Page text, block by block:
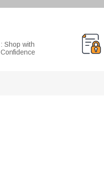
: Shop with
Confidence